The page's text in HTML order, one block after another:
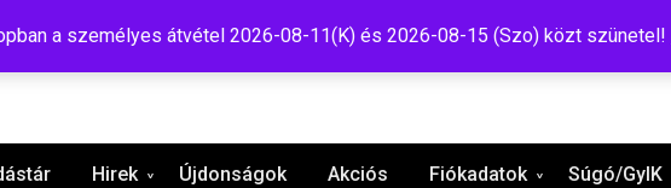
a személyes átvétel 2026-08-11(K) és 2026-08-15 (Szo) közt szünetel!
Hirek Újdonságok Akciós Fiókadatok Súgó/GyIK